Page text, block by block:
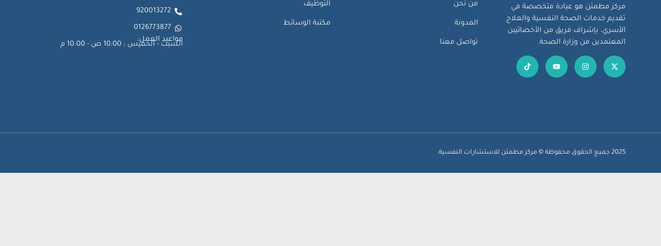
مركز مطمئن هو عيادة متخصصة في
تقديم خدمات الصحة النفسية والعلاج
الأسري، بإشراف فريق من الأخصائيين
المعتمدين من وزارة الصحة.
من نحن
المدونة
تواصل معنا
التوظيف
مكتبة الوسائط
920013272
0126773877
مواعيد العمل:
السبت - الخميس : 10:00 ص - 10:00 م
2025 جميع الحقوق محفوظة © مركز مطمئن للاستشارات النفسية.